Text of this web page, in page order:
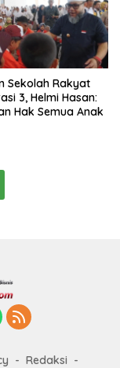
Sekolah Rakyat
3, Helmi Hasan:
Hak Semua Anak
Redaksi